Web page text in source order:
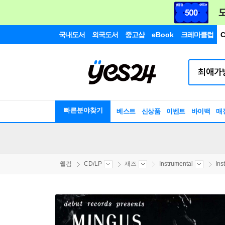
국내도서 외국도서 중고샵 eBook 크레마클럽
빠른분야찾기 베스트 신상품 이벤트 바이백 매
웰컴 CD/LP 재즈 Instrumental